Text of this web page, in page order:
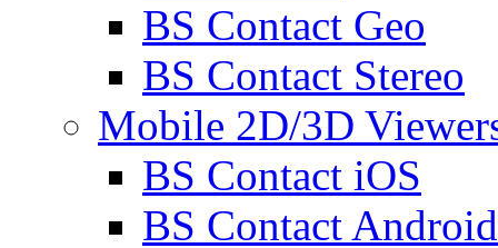
BS Contact Geo
BS Contact Stereo
Mobile 2D/3D
BS Contact iOS
BS Contact Android